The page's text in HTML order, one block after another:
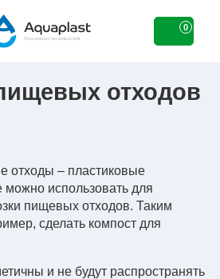
0
отходов
отходы – пластиковые
можно использовать для
пищевых отходов. Таким
сделать компост для
и не будут распространять